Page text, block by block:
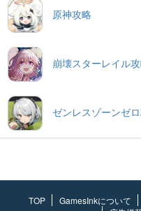
原神攻略
崩壊スターレイル
ゼンレスゾーンゼ
TOP GamesInkについて